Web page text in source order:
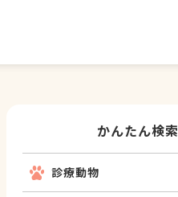
かんたん検索
診療動物